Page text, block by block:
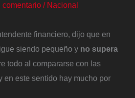
comentario / Nacional
financiero, dijo que en
siendo pequeño y no supera
todo al compararse con las
en este sentido hay mucho por